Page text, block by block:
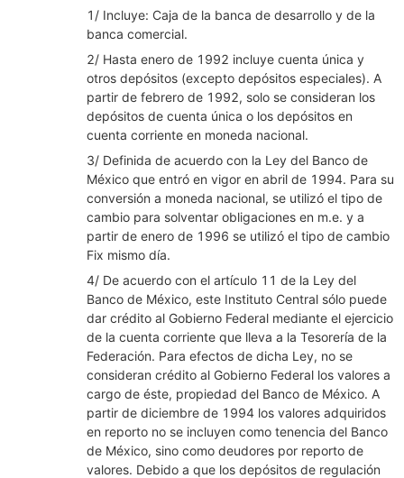
1/ Incluye: Caja de la banca de desarrollo y de la
banca comercial.
2/ Hasta enero de 1992 incluye cuenta única y
otros depósitos (excepto depósitos especiales). A
partir de febrero de 1992, solo se consideran los
depósitos de cuenta única o los depósitos en
cuenta corriente en moneda nacional.
3/ Definida de acuerdo con la Ley del Banco de
México que entró en vigor en abril de 1994. Para su
conversión a moneda nacional, se utilizó el tipo de
cambio para solventar obligaciones en m.e. y a
partir de enero de 1996 se utilizó el tipo de cambio
Fix mismo día.
4/ De acuerdo con el artículo 11 de la Ley del
Banco de México, este Instituto Central sólo puede
dar crédito al Gobierno Federal mediante el ejercicio
de la cuenta corriente que lleva a la Tesorería de la
Federación. Para efectos de dicha Ley, no se
consideran crédito al Gobierno Federal los valores a
cargo de éste, propiedad del Banco de México. A
partir de diciembre de 1994 los valores adquiridos
en reporto no se incluyen como tenencia del Banco
de México, sino como deudores por reporto de
valores. Debido a que los depósitos de regulación